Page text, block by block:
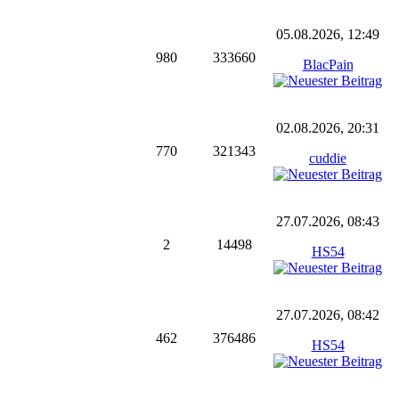
980 333660
05.08.2026, 12:49
BlacPain
770 321343
02.08.2026, 20:31
cuddie
2 14498
27.07.2026, 08:43
HS54
462 376486
27.07.2026, 08:42
HS54